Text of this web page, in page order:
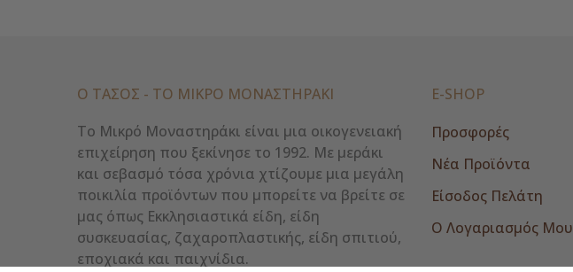
Ο ΤΑΣΟΣ - ΤΟ ΜΙΚΡΌ ΜΟΝΑΣΤΗΡΆΚΙ
Το Μικρό Μοναστηράκι είναι μια οικογενειακή
επιχείρηση που ξεκίνησε το 1992. Με μεράκι
και σεβασμό τόσα χρόνια χτίζουμε μια μεγάλη
ποικιλία προϊόντων που μπορείτε να βρείτε σε
μας όπως Εκκλησιαστικά είδη, είδη
συσκευασίας, ζαχαροπλαστικής, είδη σπιτιού,
εποχιακά και παιχνίδια.
E-SHOP
Προσφορές
Νέα Προϊόντα
Είσοδος Πελάτη
Ο Λογαριασμός Μου